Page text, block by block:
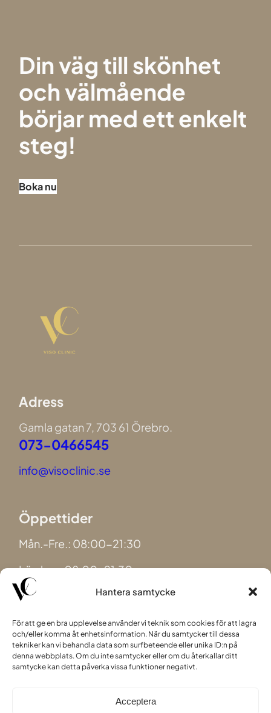
Hantera samtycke
För att ge en bra upplevelse använder vi teknik som cookies för att lagra
och/eller komma åt enhetsinformation. När du samtycker till dessa
tekniker kan vi behandla data som surfbeteende eller unika ID:n på
denna webbplats. Om du inte samtycker eller om du återkallar ditt
samtycke kan detta påverka vissa funktioner negativt.
Acceptera
Din väg till skönhet
och välmående
börjar med ett enkelt
steg!
Boka nu
Adress
Gamla gatan 7, 703 61 Örebro.
073-0466545
info@visoclinic.se
Öppettider
Mån.-Fre.: 08:00-21:30
Lördag.: 08:00-21:30
Söndag.: 08:00-21:30
InstagramFacebook
TikTok